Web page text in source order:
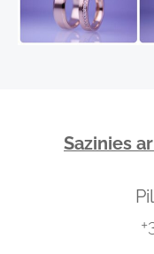
Sazinies